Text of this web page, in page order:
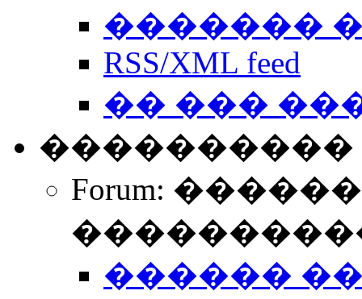
�������
RSS/XML feed
�� ���
����������
Forum:
������